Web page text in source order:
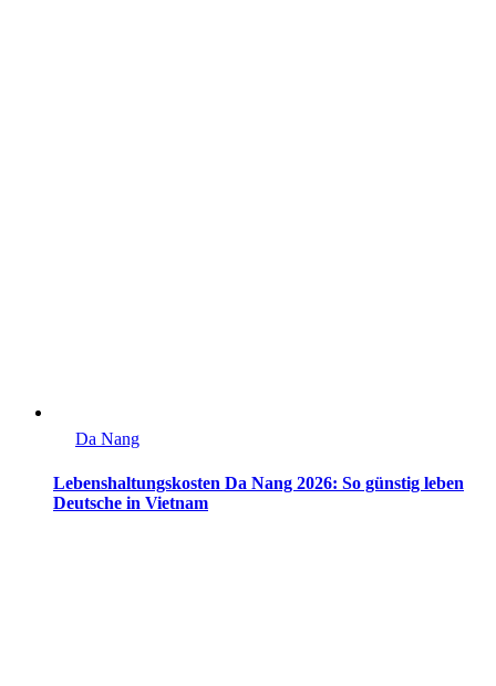
Da Nang
Lebenshaltungskosten Da Nang 2026: So günstig leben
Deutsche in Vietnam